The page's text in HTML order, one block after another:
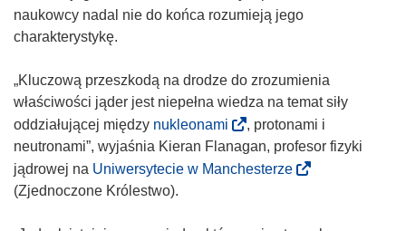
ś
n
k
o
t
w
o
r
o
ś
k
o
t
w
o
naukowcy nadal nie do końca rozumieją jego
charakterystykę.
„Kluczową przeszkodą na drodze do zrozumienia
właściwości jąder jest niepełna wiedza na temat siły
oddziałującej między nukleonami
o
d
, protonami i
neutronami”, wyjaśnia Kieran Flanagan, profesor fizyki
jądrowej na Uniwersytecie w Manchesterze(
(Zjednoczone Królestwo).